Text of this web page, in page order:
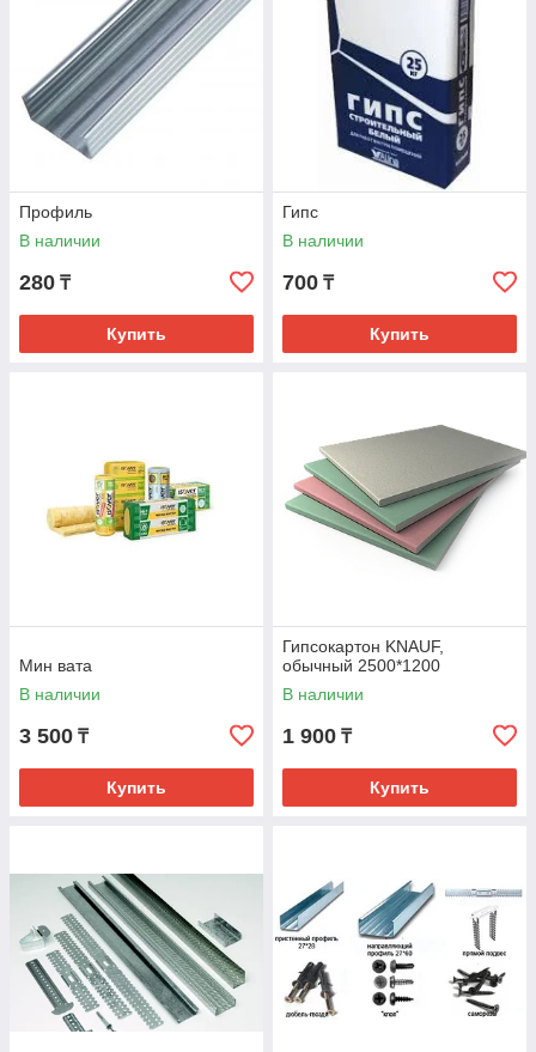
Профиль
В наличии
280 ₸
Купить
Гипс
В наличии
700 ₸
Купить
Мин вата
В наличии
3 500 ₸
Купить
Гипсокартон KNAUF,
обычный 2500*1200
В наличии
1 900 ₸
Купить